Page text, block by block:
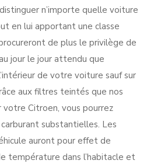
n’importe quelle voiture
en lui apportant une classe
de plus le privilège de
jour le jour attendu que
de votre voiture sauf sur
aux filtres teintés que nos
Citroen, vous pourrez
substantielles. Les
auront pour effet de
température dans l’habitacle et